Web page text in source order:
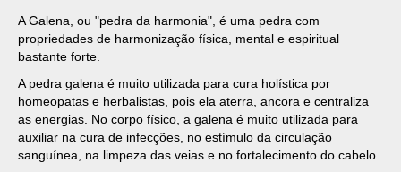
A Galena, ou "pedra da harmonia", é uma pedra com
propriedades de harmonização física, mental e espiritual
bastante forte.
A pedra galena é muito utilizada para cura holística por
homeopatas e herbalistas, pois ela aterra, ancora e centraliza
as energias. No corpo físico, a galena é muito utilizada para
auxiliar na cura de infecções, no estímulo da circulação
sanguínea, na limpeza das veias e no fortalecimento do cabelo.